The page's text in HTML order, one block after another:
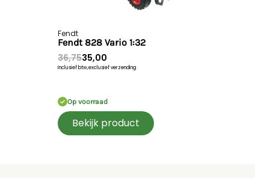
Fendt
Fendt 828 Vario 1:32
36,7535,00
Inclusief btw,exclusief verzending
Op voorraad
Bekijk product